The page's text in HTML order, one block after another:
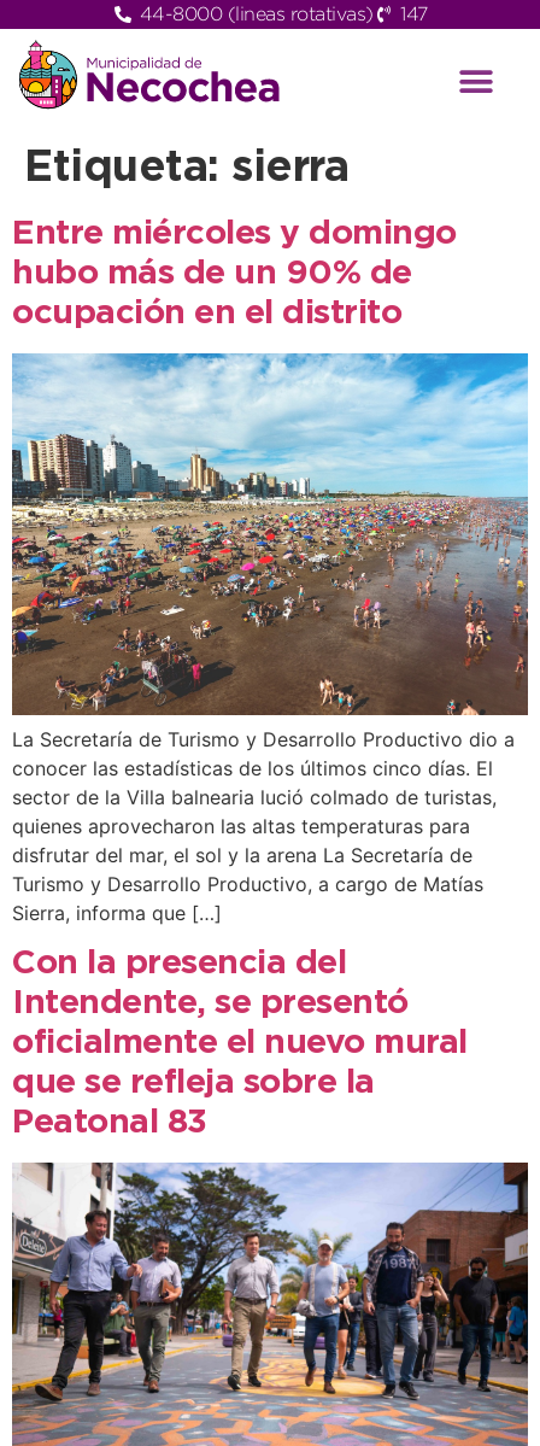
44-8000 (lineas rotativas) 147
Etiqueta: sierra
Entre miércoles y domingo
hubo más de un 90% de
ocupación en el distrito
La Secretaría de Turismo y Desarrollo Productivo dio a
conocer las estadísticas de los últimos cinco días. El
sector de la Villa balnearia lució colmado de turistas,
quienes aprovecharon las altas temperaturas para
disfrutar del mar, el sol y la arena La Secretaría de
Turismo y Desarrollo Productivo, a cargo de Matías
Sierra, informa que […]
Con la presencia del
Intendente, se presentó
oficialmente el nuevo mural
que se refleja sobre la
Peatonal 83